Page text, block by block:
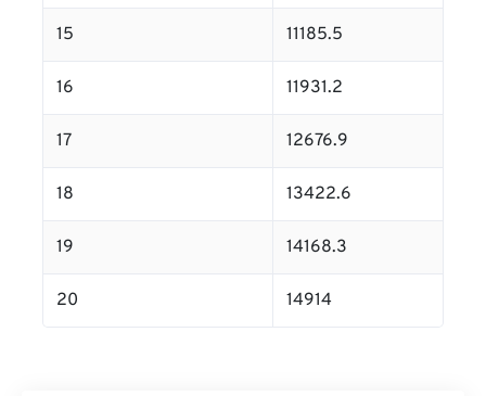
15 11185.5
16 11931.2
17 12676.9
18 13422.6
19 14168.3
20 14914